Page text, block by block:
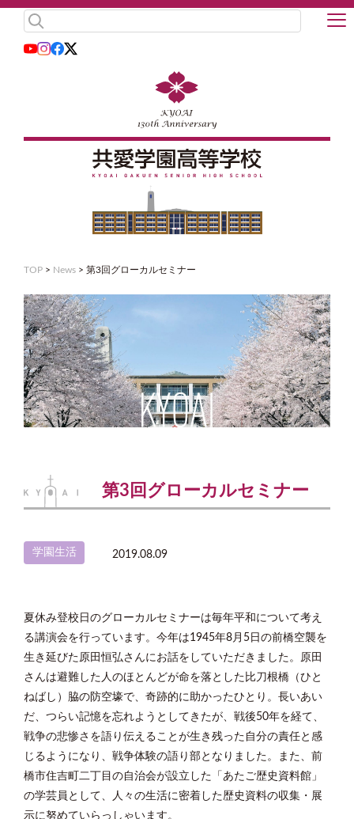
TOP > News > 第3回グローカルセミナー
第3回グローカルセミナー
学園生活 2019.08.09
夏休み登校日のグローカルセミナーは毎年平和について考え
る講演会を行っています。今年は1945年8月 5 日の前橋空襲を
生き延びた原田恒弘さんにお話をしていただきました。原田
さんは避難した人のほとんどが命を落とした比刀根橋（ひと
ねばし）脇の防空壕で、奇跡的に助かったひとり。長いあい
だ、つらい記憶を忘れようとしてきたが、戦後50年を経て、
戦争の悲惨さを語り伝えることが生き残った自分の責任と感
じるようになり、戦争体験の語り部となりました。また、前
橋市住吉町二丁目の自治会が設立した「あたご歴史資料館」
の学芸員として、人々の生活に密着した歴史資料の収集・展
示に努めていらっしゃいます。